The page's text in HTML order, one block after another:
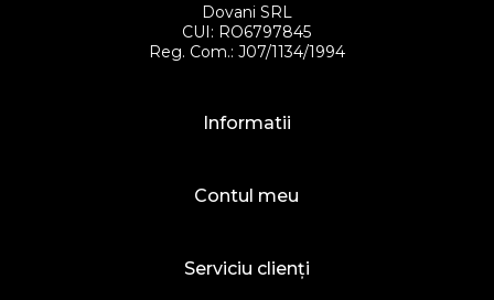
Dovani SRL
CUI: RO6797845
Reg. Com.: J07/1134/1994
Informatii
Contul meu
Serviciu clienți